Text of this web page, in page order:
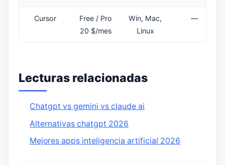
Cursor
Free / Pro
20 $/mes
Win, Mac,
Linux
—
Lecturas relacionadas
Chatgpt vs gemini vs claude ai
Alternativas chatgpt 2026
Mejores apps inteligencia artificial 2026